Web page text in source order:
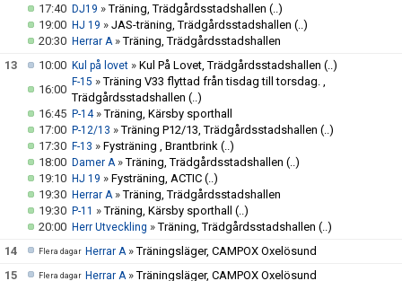
17:40 DJ19 »Träning, Trädgårdsstadshallen (..)
19:00 HJ 19 » JAS-träning, Trädgårdsstadshallen (..)
20:30 Herrar A»Träning, Trädgårdsstadshallen
13
10:00 Kul på lovet » Kul På Lovet, Trädgårdsstadshallen (..)
16:00
F-15 »Träning V33 flyttad från tisdag till torsdag. ,
Trädgårdsstadshallen (..)
16:45 P-14»Träning, Kärsby sporthall
17:00 P-12/13 »Träning P12/13, Trädgårdsstadshallen (..)
17:30 F-13 » Fysträning , Brantbrink (..)
18:00 Damer A»Träning, Trädgårdsstadshallen (..)
19:10 HJ 19 » Fysträning, ACTIC (..)
19:30 Herrar A»Träning, Trädgårdsstadshallen
19:30 P-11 »Träning, Kärsby sporthall (..)
20:00 Herr Utveckling »Träning, Trädgårdsstadshallen (..)
14
Flera dagar Herrar A»Träningsläger, CAMPOX Oxelösund
15
Flera dagar Herrar A»Träningsläger, CAMPOX Oxelösund